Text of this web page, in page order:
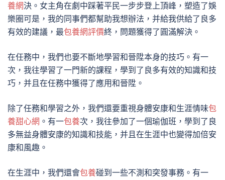
養網決。女主角在劇中踩著平民一步步登上頂峰，塑造了娛
樂圈可是，我的同事們都幫助我想辦法，并給我供給了良多
有效的建議，最包養網評價終，問題獲得了圓滿解決。
在任務中，我們也要不斷地學習和晉陞本身的技巧。有一
次，我往學習了一門新的課程，學到了良多有效的知識和技
巧，并且在任務中獲得了應用和晉陞。
除了任務和學習之外，我們還要重視身體安康和生涯情味包
養甜心網 。有一包養次，我往參加了一個瑜伽班，學到了良
多無益身體安康的知識和技能，并且在生涯中也變得加倍安
康和風趣。
在生涯中，我們還會包養碰到一些不測和突發事務。有一